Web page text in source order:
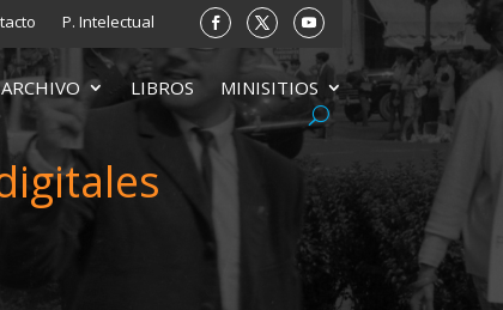
P. Intelectual
ARCHIVO LIBROS MINISITIOS